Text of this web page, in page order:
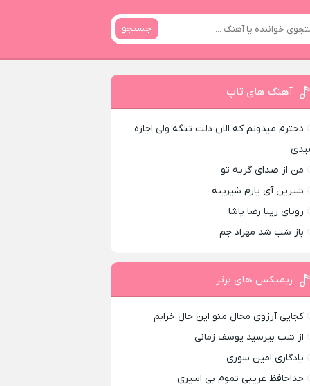
جستجو
آهنگ های تاپ
دخترم میدونم که الان دلت تنگه ولی اجازه
من از صدای گريه تو
شیرین آی یارم شیرینه
رویای زیبا رضا پاشا
باز شب شد مهراد جم
ریمیکس های برتر
کجایی آرزوی محال منو این حال خرابم
از شب بپرسید یوسف زمانی
یادگاری امین سوری
خداحافظ غریبی تموم بی اسیری